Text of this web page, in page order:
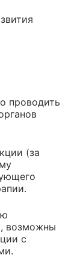
проводить
(за
возможны
с